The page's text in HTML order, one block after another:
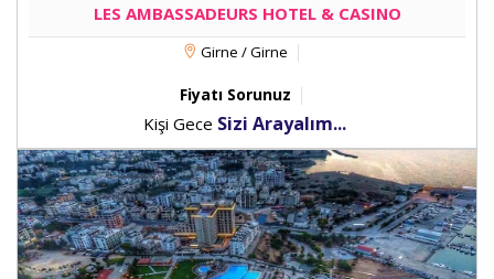
LES AMBASSADEURS HOTEL & CASINO
Girne / Girne
Fiyatı Sorunuz
Kişi Gece Sizi Arayalım...